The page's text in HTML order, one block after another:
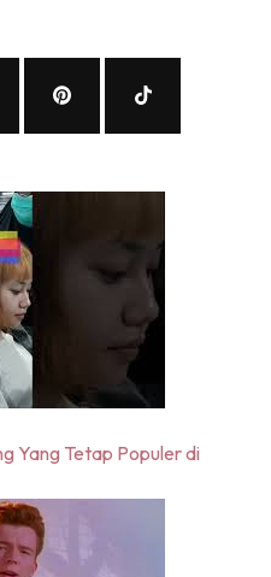
Yang Tetap Populer di